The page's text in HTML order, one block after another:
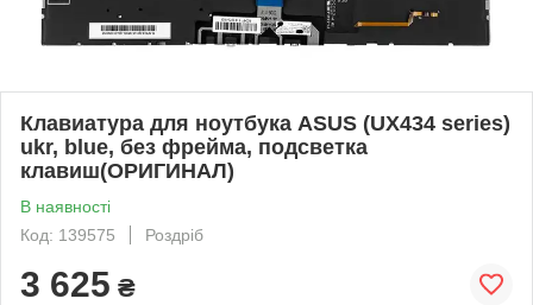
Клавиатура для ноутбука ASUS (UX434 series)
ukr, blue, без фрейма, подсветка
клавиш(ОРИГИНАЛ)
В наявності
Код: 139575
Роздріб
3 625 ₴